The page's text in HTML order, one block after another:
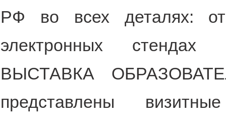
РФ во всех деталях:
электронных
ВЫСТАВКА
представлены